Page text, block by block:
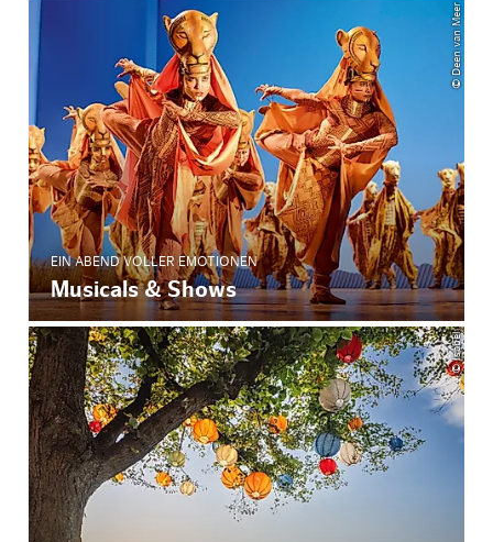
© Deen van Meer
EIN ABEND VOLLER EMOTIONEN
Musicals & Shows
© Isabel